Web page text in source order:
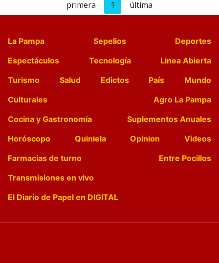
primera 1 última
La Pampa Sepelios
Deportes
Espectáculos
Tecnología
Linea Abierta
Turismo
Salud Edictos País
Mundo
Culturales
Agro La Pampa
Cocina y Gastronomía
Suplementos Anuales
Horóscopo
Quiniela Opinion
Videos
Farmacias de turno
Entre Pocillos
Transmisiones en vivo
El Diario de Papel en DIGITAL